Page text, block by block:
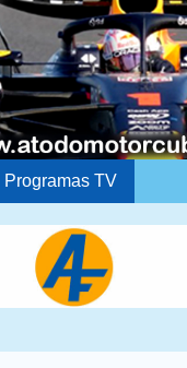
Programas TV